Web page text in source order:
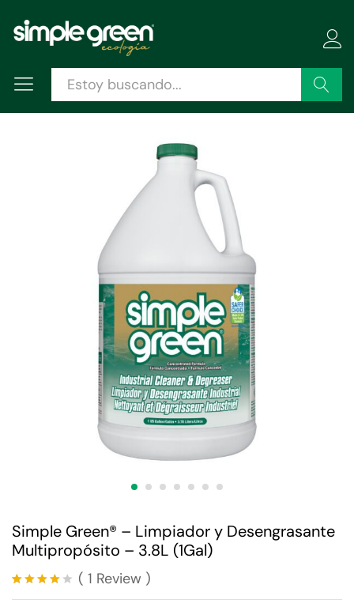
Buscar
Simple Green® – Limpiador y Desengrasante
Multipropósito – 3.8L (1Gal)
Valorado
1
( 1 Review )